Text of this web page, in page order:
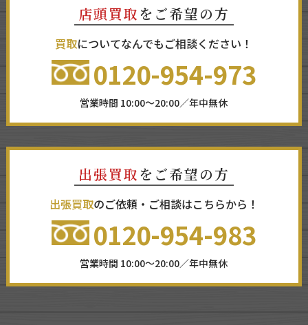
店頭買取 をご希望の方
買取についてなんでもご相談ください！
0120-954-973
営業時間 10:00～20:00／年中無休
出張買取 をご希望の方
出張買取のご依頼・ご相談はこちらから！
0120-954-983
営業時間 10:00～20:00／年中無休